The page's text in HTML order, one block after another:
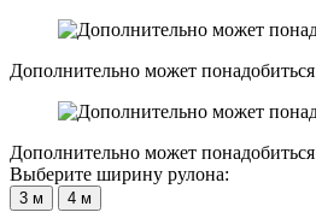
Дополнительно может понадобиться
Дополнительно может понадобиться
Выберите ширину рулона:
3 м
4 м